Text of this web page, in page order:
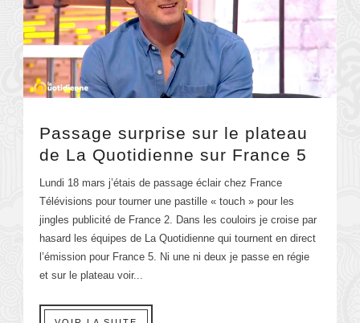
Passage surprise sur le plateau
de La Quotidienne sur France 5
Lundi 18 mars j’étais de passage éclair chez France
Télévisions pour tourner une pastille « touch » pour les
jingles publicité de France 2. Dans les couloirs je croise par
hasard les équipes de La Quotidienne qui tournent en direct
l’émission pour France 5. Ni une ni deux je passe en régie
et sur le plateau voir...